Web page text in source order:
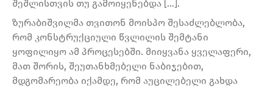
შეშლისთვის თუ გამოიყენებდა […].
ზურაბიშვილმა თვითონ მოისპო შესაძლებლობა,
რომ კონსტრუქციული წვლილის შემტანი
ყოფილიყო ამ პროცესებში. მიიყვანა ყველაფერი,
მათ შორის, შეუთანხმებელი ნაბიჯებით,
მდგომარეობა იქამდე, რომ აუცილებელი გახდა